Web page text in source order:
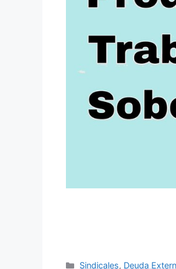
Sindicales, Deuda